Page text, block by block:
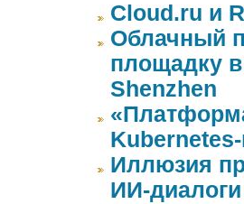
Cloud.ru и
Облачный
площадку в
Shenzhen
Иллюзия
ИИ-